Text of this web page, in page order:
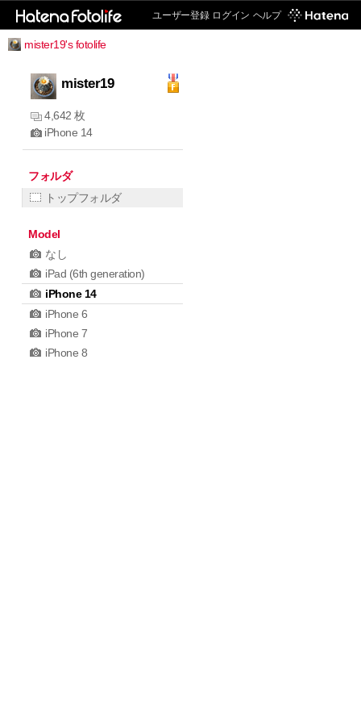
ユーザー登録 ログイン ヘルプ
mister19's fotolife
mister19
4,642 枚
iPhone 14
フォルダ
トップフォルダ
Model
なし
iPad (6th generation)
iPhone 14
iPhone 6
iPhone 7
iPhone 8